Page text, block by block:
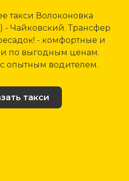
такси Волоконовка
- Чайковский. Трансфер
- комфортные и
по выгодным ценам.
опытным водителем.
такси